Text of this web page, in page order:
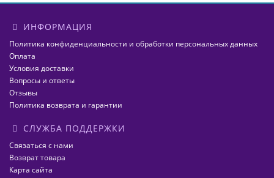
ИНФОРМАЦИЯ
Политика конфиденциальности и обработки персональных данных
Оплата
Условия доставки
Вопросы и ответы
Отзывы
Политика возврата и гарантии
СЛУЖБА ПОДДЕРЖКИ
Связаться с нами
Возврат товара
Карта сайта